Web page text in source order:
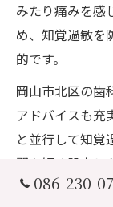
みたり痛みを感
め、知覚過敏を
的です。
岡山市北区の歯
アドバイスも充
と並行して知覚
間を短く設定し
実際に、低濃
086-230-